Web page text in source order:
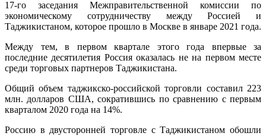
17-го заседания Межправительственной комиссии по
экономическому сотрудничеству между Россией и
Таджикистаном, которое прошло в Москве в январе 2021 года.
Между тем, в первом квартале этого года впервые за
последние десятилетия Россия оказалась не на первом месте
среди торговых партнеров Таджикистана.
Общий объем таджикско-российской торговли составил 223
млн. долларов США, сократившись по сравнению с первым
кварталом 2020 года на 14%.
Россию в двусторонней торговле с Таджикистаном обошли